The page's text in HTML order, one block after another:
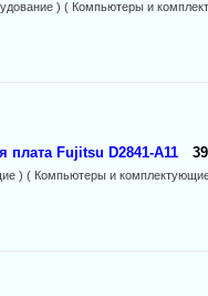
) ( Компьютеры и
плата Fujitsu D2841-A11
) ( Компьютеры и